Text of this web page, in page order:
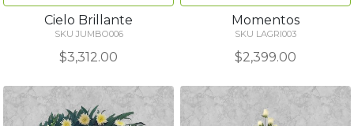
Cielo Brillante
SKU JUMBO006
$3,312.00
Momentos
SKU LAGRI003
$2,399.00